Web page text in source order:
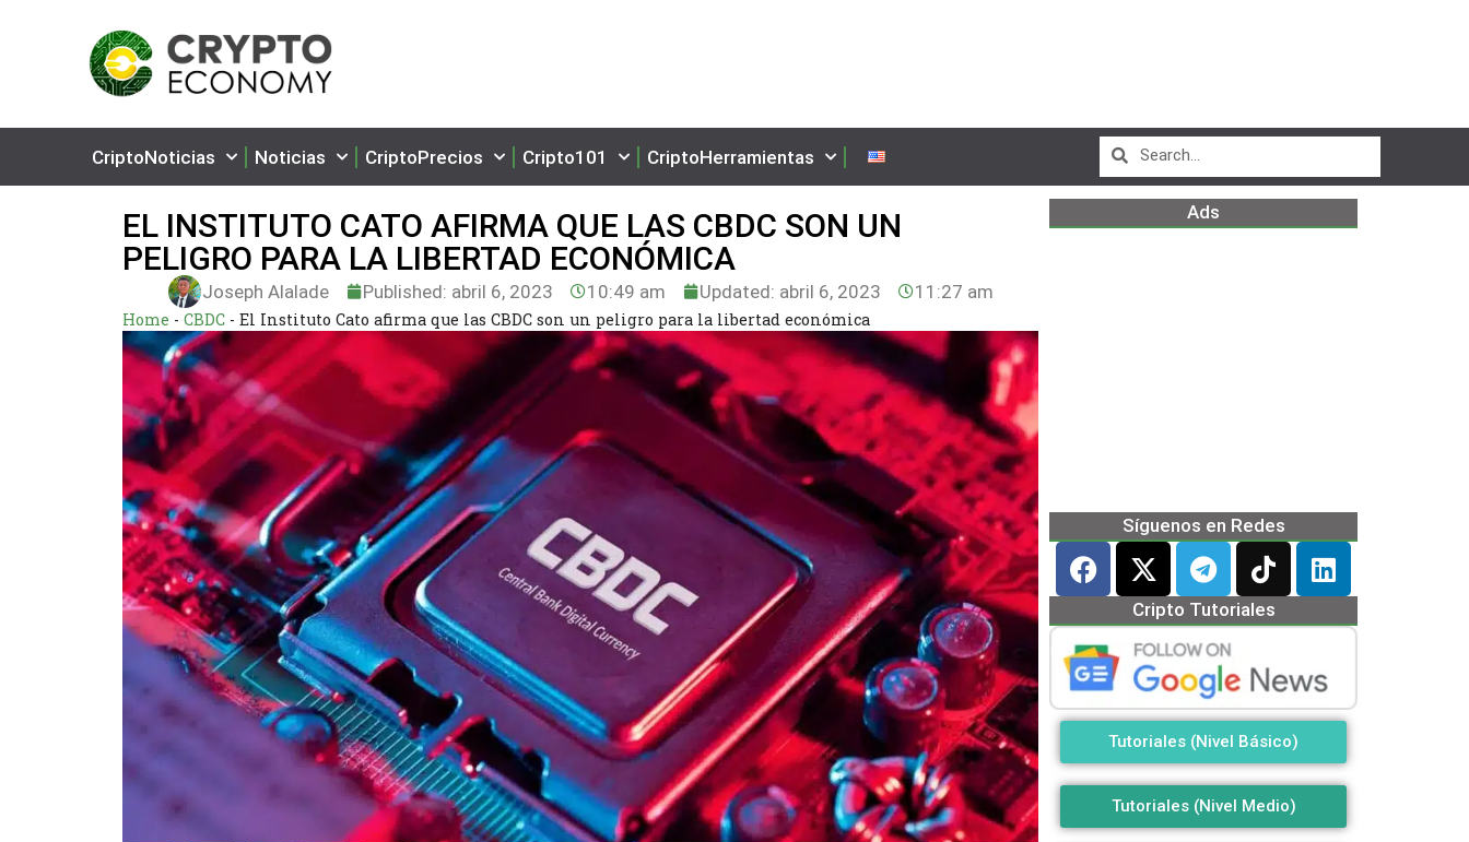
CriptoNoticias Noticias CriptoPrecios Cripto101 CriptoHerramientas
EL INSTITUTO CATO AFIRMA QUE LAS CBDC SON UN
PELIGRO PARA LA LIBERTAD ECONÓMICA
Joseph Alalade Published: abril 6, 2023 10:49 am Updated: abril 6, 2023 11:27 am
Home - CBDC - El Instituto Cato afirma que las CBDC son un peligro para la libertad económica
Ads
Síguenos en Redes
Cripto Tutoriales
Tutoriales (Nivel Básico)
Tutoriales (Nivel Medio)